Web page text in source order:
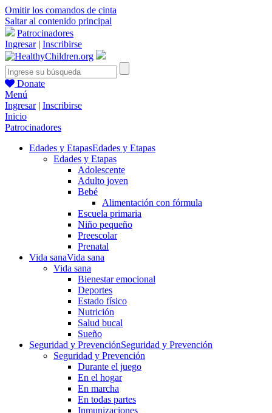
Omitir los comandos de cinta
Saltar al contenido principal
Patrocinadores
Ingresar| Inscribirse
Donate
Menú
Ingresar| Inscribirse
Inicio
Patrocinadores
Edades y EtapasEdades y Etapas
Edades y Etapas
Adolescente
Adulto joven
Bebé
Alimentación con fórmula
Escuela primaria
Niño pequeño
Preescolar
Prenatal
Vida sanaVida sana
Vida sana
Bienestar emocional
Deportes
Estado físico
Nutrición
Salud bucal
Sueño
Seguridad y PrevenciónSeguridad y Prevención
Seguridad y Prevención
Durante el juego
En el hogar
En marcha
En todas partes
Inmunizaciones